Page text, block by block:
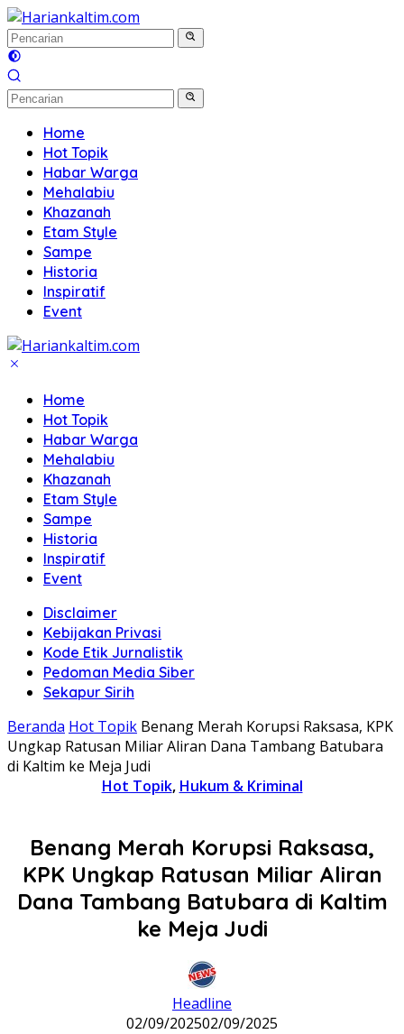
Langsung
ke
konten
Home
Hot Topik
Habar Warga
Mehalabiu
Khazanah
Etam Style
Sampe
Historia
Inspiratif
Event
Home
Hot Topik
Habar Warga
Mehalabiu
Khazanah
Etam Style
Sampe
Historia
Inspiratif
Event
Disclaimer
Kebijakan Privasi
Kode Etik Jurnalistik
Pedoman Media Siber
Sekapur Sirih
Beranda Hot Topik Benang Merah Korupsi Raksasa, KPK
Ungkap Ratusan Miliar Aliran Dana Tambang Batubara
di Kaltim ke Meja Judi
Hot Topik, Hukum & Kriminal
Benang Merah Korupsi Raksasa,
KPK Ungkap Ratusan Miliar Aliran
Dana Tambang Batubara di Kaltim
ke Meja Judi
Headline
02/09/202502/09/2025